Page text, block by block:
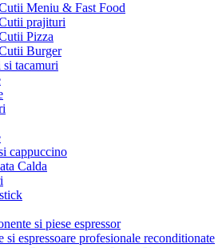
Meniu & Fast Food
prajituri
Pizza
Burger
tacamuri
cappuccino
Calda
si piese espressor
si espressoare profesionale reconditionate